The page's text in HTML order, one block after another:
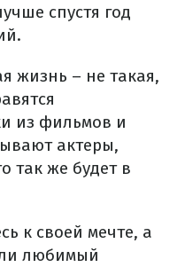
спустя год
жизнь – не такая,
из фильмов и
актеры,
так же будет в
к своей мечте, а
любимый